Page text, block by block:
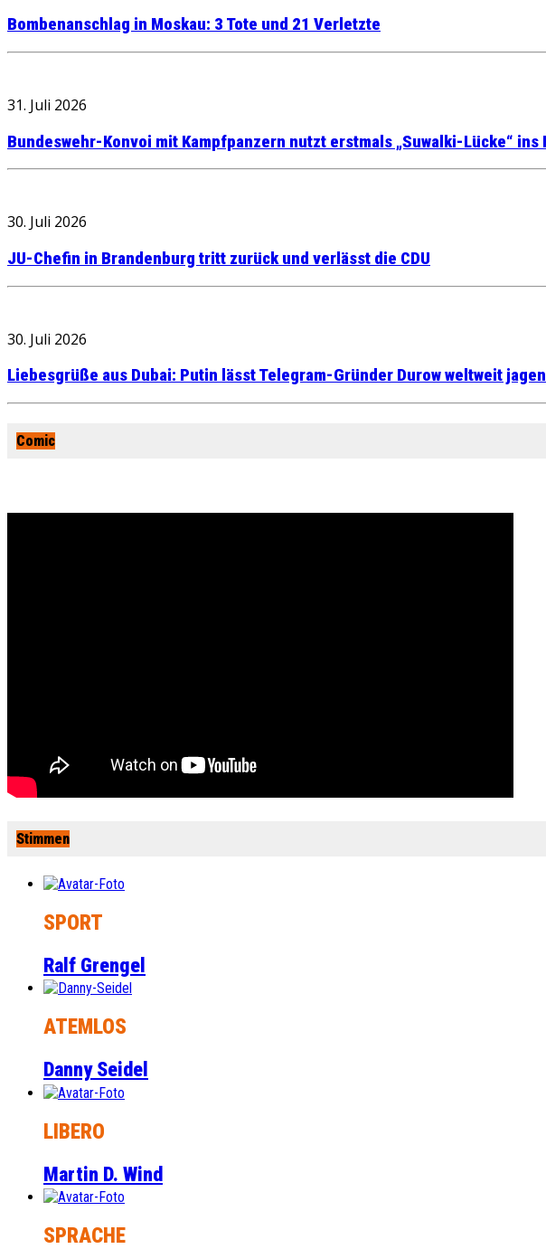
Bombenanschlag in Moskau: 3 Tote und 21 Verletzte
31. Juli 2026
Bundeswehr-Konvoi mit Kampfpanzern nutzt erstmals „Suwalki-Lücke“ ins
30. Juli 2026
JU-Chefin in Brandenburg tritt zurück und verlässt die CDU
30. Juli 2026
Liebesgrüße aus Dubai: Putin lässt Telegram-Gründer Durow weltweit jagen
Comic
Stimmen
SPORT
Ralf Grengel
ATEMLOS
Danny Seidel
LIBERO
Martin D. Wind
SPRACHE